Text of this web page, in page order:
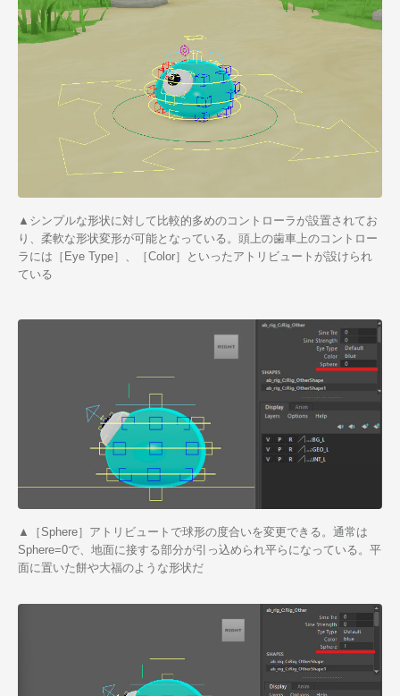
▲シンプルな形状に対して比較的多めのコントローラが設置されてお
り、柔軟な形状変形が可能となっている。頭上の歯車上のコントロー
ラには［Eye Type］、［Color］といったアトリビュートが設けられ
ている
▲［Sphere］アトリビュートで球形の度合いを変更できる。通常は
Sphere=0で、地面に接する部分が引っ込められ平らになっている。平
面に置いた餅や大福のような形状だ